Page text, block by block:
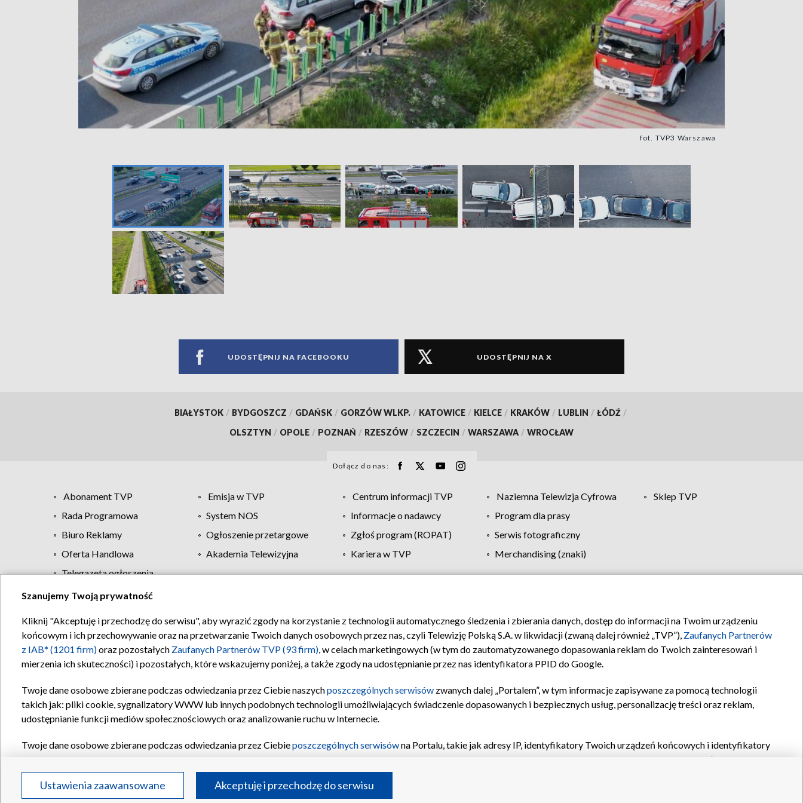
fot. TVP3 Warszawa
UDOSTĘPNIJ NA FACEBOOKU UDOSTĘPNIJ NA X
BIAŁYSTOK / BYDGOSZCZ / GDAŃSK / GORZÓW WLKP. / KATOWICE / KIELCE / KRAKÓW / LUBLIN / ŁÓDŹ /
OLSZTYN / OPOLE / POZNAŃ / RZESZÓW / SZCZECIN / WARSZAWA / WROCŁAW
Dołącz do nas:
Abonament TVP Emisja w TVP Centrum informacji TVP Naziemna Telewizja Cyfrowa
Sklep TVP
Rada Programowa
System NOS Informacje o nadawcy
Program dla prasy
Biuro Reklamy
Ogłoszenie przetargowe Zgłoś program (ROPAT)
Serwis fotograficzny
Oferta Handlowa
Akademia Telewizyjna Kariera w TVP
Merchandising (znaki)
Telegazeta ogłoszenia
Regulamin TVP Polityka prywatności Moje zgody Pomoc Biuro reklamy Kontakt
Szanujemy Twoją prywatność
Kliknij "Akceptuję i przechodzę do serwisu", aby wyrazić zgody na korzystanie z technologii automatycznego śledzenia i zbierania danych, dostęp do informacji na Twoim urządzeniu
końcowym i ich przechowywanie oraz na przetwarzanie Twoich danych osobowych przez nas, czyli Telewizję Polską S.A. w likwidacji (zwaną dalej również „TVP”), Zaufanych Partnerów
z IAB* (1201 firm)oraz pozostałych Zaufanych Partnerów TVP (93 firm), w celach marketingowych (w tym do zautomatyzowanego dopasowania reklam do Twoich zainteresowań i
mierzenia ich skuteczności) i pozostałych, które wskazujemy poniżej, a także zgody na udostępnianie przez nas identyfikatora PPID do Google.
Twoje dane osobowe zbierane podczas odwiedzania przez Ciebie naszychposzczególnych serwisów zwanych dalej „Portalem”, w tym informacje zapisywane za pomocą technologii
takich jak: pliki cookie, sygnalizatory WWW lub innych podobnych technologii umożliwiających świadczenie dopasowanych i bezpiecznych usług, personalizację treści oraz reklam,
udostępnianie funkcji mediów społecznościowych oraz analizowanie ruchu w Internecie.
Twoje dane osobowe zbierane podczas odwiedzania przez Ciebieposzczególnych serwisówna Portalu, takie jak adresy IP, identyfikatory Twoich urządzeń końcowych i identyfikatory
oraz pozostałych
Partnerów TVPdla realizacji następujących celów i funkcji: przechowywania informacji na urządzeniu lub dostęp do nich, wyboru podstawowych reklam, wyboru spersonalizowanych
reklam, tworzenia profilu spersonalizowanych reklam, tworzenia profilu spersonalizowanych treści, wyboru spersonalizowanych treści, pomiaru wydajności reklam, pomiaru wydajności
Ustawienia zaawansowane Akceptuję i przechodzę do serwisu